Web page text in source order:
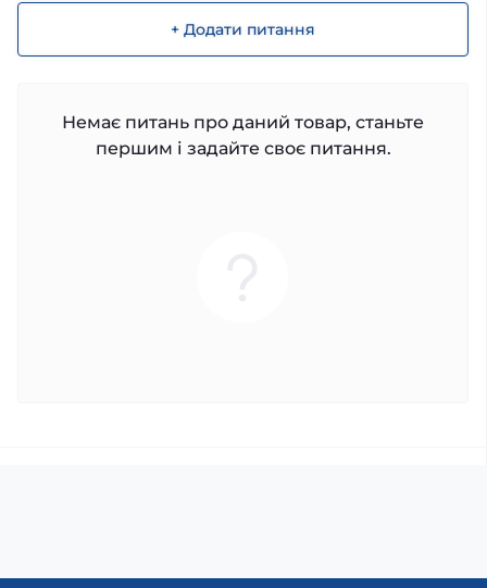
+ Додати питання
Немає питань про даний товар, станьте
першим і задайте своє питання.